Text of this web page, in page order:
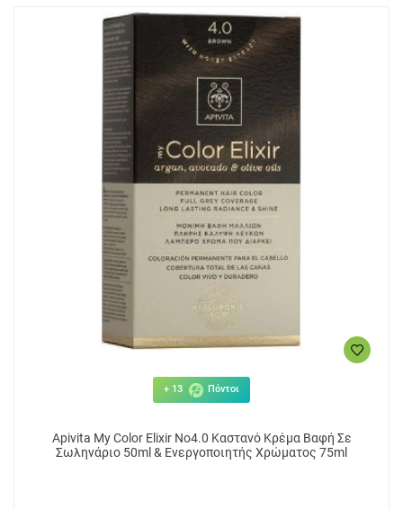
+ 13 Πόντοι
Apivita My Color Elixir No4.0 Καστανό Κρέμα Βαφή Σε
Σωληνάριο 50ml & Ενεργοποιητής Χρώματος 75ml